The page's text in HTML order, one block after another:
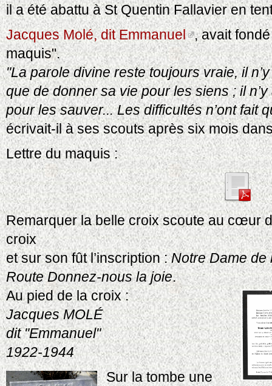
il a été abattu à St Quentin Fallavier en
Jacques Molé, dit Emmanuel , avait
maquis".
"La parole divine reste toujours vraie, il
que de donner sa vie pour les siens ; il
pour les sauver... Les difficultés n’ont fait
écrivait-il à ses scouts après six mois
Lettre du maquis :
Remarquer la belle croix scoute au cœur
croix
et sur son fût l’inscription :Notre Dame de
Route Donnez-nous la joie.
Au pied de la croix :
Jacques MOLÉ
dit "Emmanuel"
1922-1944
Sur la tombe une